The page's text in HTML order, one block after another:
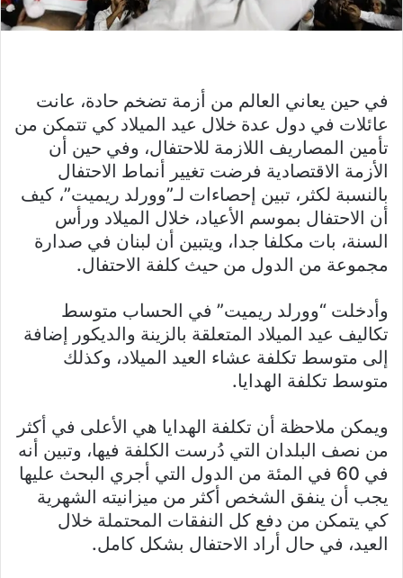
في حين يعاني العالم من أزمة تضخم حادة، عانت
عائلات في دول عدة خلال عيد الميلاد كي تتمكن من
تأمين المصاريف اللازمة للاحتفال، وفي حين أن
الأزمة الاقتصادية فرضت تغيير أنماط الاحتفال
بالنسبة لكثر، تبين إحصاءات لـ”وورلد ريميت”، كيف
أن الاحتفال بموسم الأعياد، خلال الميلاد ورأس
السنة، بات مكلفا جدا، ويتبين أن لبنان في صدارة
مجموعة من الدول من حيث كلفة الاحتفال.
وأدخلت “وورلد ريميت” في الحساب متوسط
تكاليف عيد الميلاد المتعلقة بالزينة والديكور إضافة
إلى متوسط تكلفة عشاء العيد الميلاد، وكذلك
متوسط تكلفة الهدايا.
ويمكن ملاحظة أن تكلفة الهدايا هي الأعلى في أكثر
من نصف البلدان التي دُرست الكلفة فيها، وتبين أنه
في 60 في المئة من الدول التي أجري البحث عليها
يجب أن ينفق الشخص أكثر من ميزانيته الشهرية
كي يتمكن من دفع كل النفقات المحتملة خلال
العيد، في حال أراد الاحتفال بشكل كامل.